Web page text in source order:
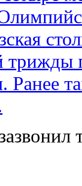
трижды
Ранее